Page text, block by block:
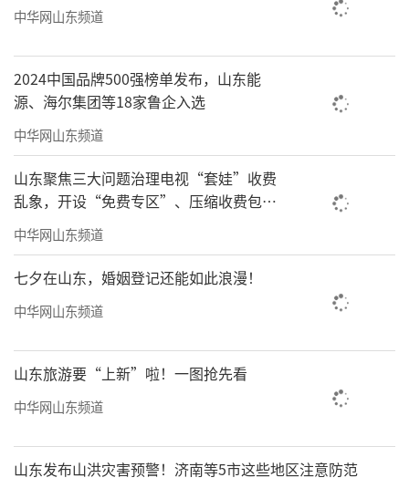
中华网山东频道
2024中国品牌500强榜单发布，山东能
源、海尔集团等18家鲁企入选
中华网山东频道
山东聚焦三大问题治理电视“套娃”收费
乱象，开设“免费专区”、压缩收费包比
例70%以上
中华网山东频道
七夕在山东，婚姻登记还能如此浪漫！
中华网山东频道
山东旅游要“上新”啦！一图抢先看
中华网山东频道
山东发布山洪灾害预警！济南等5市这些地区注意防范